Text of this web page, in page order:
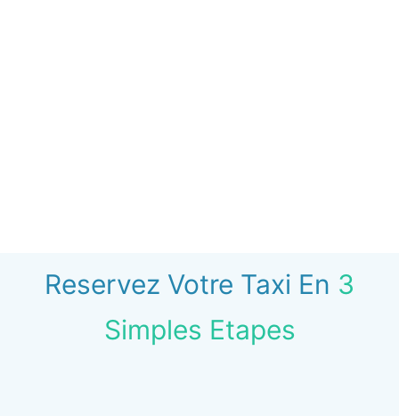
Reservez Votre Taxi En 3
Simples Etapes